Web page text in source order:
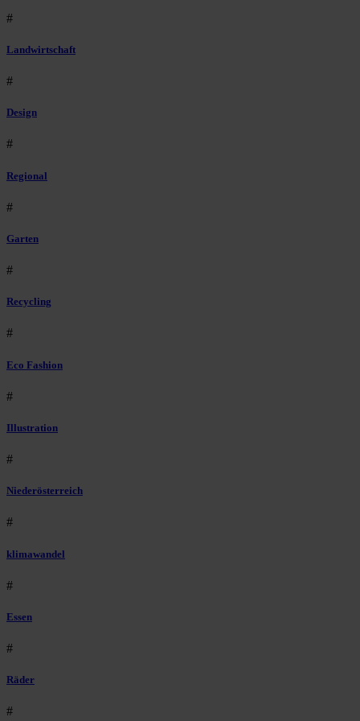
#
Landwirtschaft
#
Design
#
Regional
#
Garten
#
Recycling
#
Eco Fashion
#
Illustration
#
Niederösterreich
#
klimawandel
#
Essen
#
Räder
#